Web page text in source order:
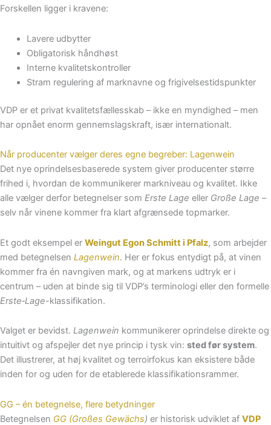
Forskellen ligger i kravene:
Lavere udbytter
Obligatorisk håndhøst
Interne kvalitetskontroller
Stram regulering af marknavne og frigivelsestidspunkter
VDP er et privat kvalitetsfællesskab – ikke en myndighed – men
har opnået enorm gennemslagskraft, især internationalt.
Når producenter vælger deres egne begreber: Lagenwein
Det nye oprindelsesbaserede system giver producenter større
frihed i, hvordan de kommunikerer markniveau og kvalitet. Ikke
alle vælger derfor betegnelser som Erste Lage eller Große Lage –
selv når vinene kommer fra klart afgrænsede topmarker.
Et godt eksempel er Weingut Egon Schmitt i Pfalz, som arbejder
med betegnelsen Lagenwein. Her er fokus entydigt på, at vinen
kommer fra én navngiven mark, og at markens udtryk er i
centrum – uden at binde sig til VDP’s terminologi eller den formelle
Erste‑Lage-klassifikation.
Valget er bevidst. Lagenwein kommunikerer oprindelse direkte og
intuitivt og afspejler det nye princip i tysk vin: sted før system.
Det illustrerer, at høj kvalitet og terroirfokus kan eksistere både
inden for og uden for de etablerede klassifikationsrammer.
GG – én betegnelse, flere betydninger
Betegnelsen GG (Großes Gewächs) er historisk udviklet af VDP